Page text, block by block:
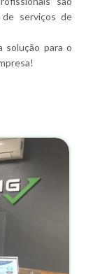
de serviços de
solução para o